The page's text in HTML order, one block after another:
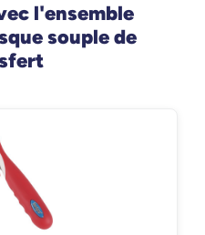
l'ensemble
souple de